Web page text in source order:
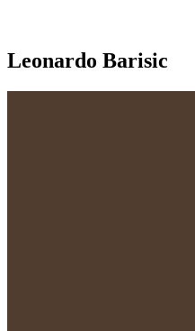
Leonardo Barisic